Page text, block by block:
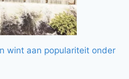
wint aan populariteit onder